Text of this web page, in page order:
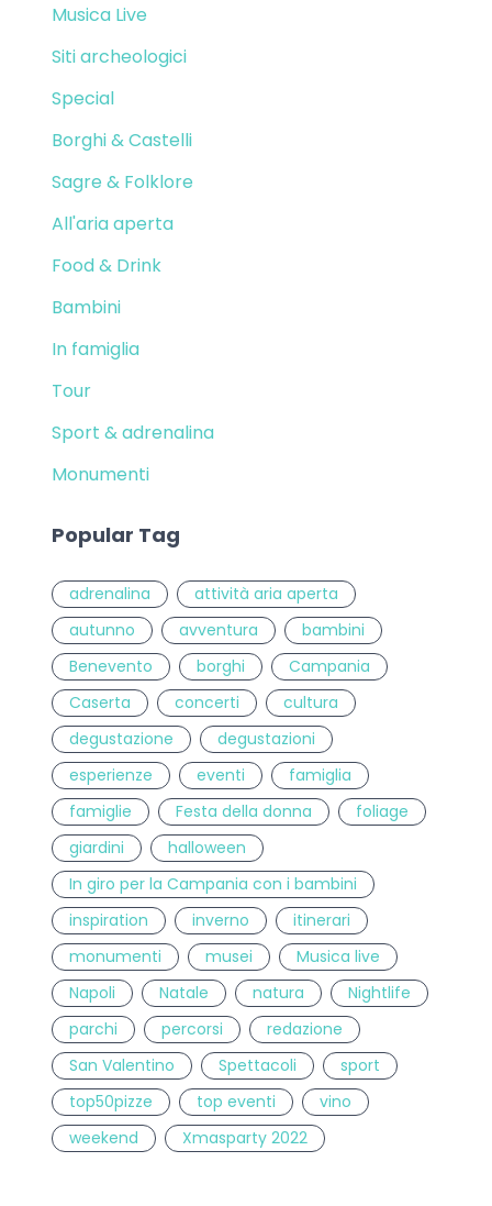
Musica Live
Siti archeologici
Special
Borghi & Castelli
Sagre & Folklore
All'aria aperta
Food & Drink
Bambini
In famiglia
Tour
Sport & adrenalina
Monumenti
Popular Tag
adrenalina
attività aria aperta
autunno
avventura
bambini
Benevento
borghi
Campania
Caserta
concerti
cultura
degustazione
degustazioni
esperienze
eventi
famiglia
famiglie
Festa della donna
foliage
giardini
halloween
In giro per la Campania con i bambini
inspiration
inverno
itinerari
monumenti
musei
Musica live
Napoli
Natale natura
Nightlife
parchi
percorsi
redazione
San Valentino
Spettacoli
sport
top50pizze
top eventi
vino
weekend
Xmasparty 2022